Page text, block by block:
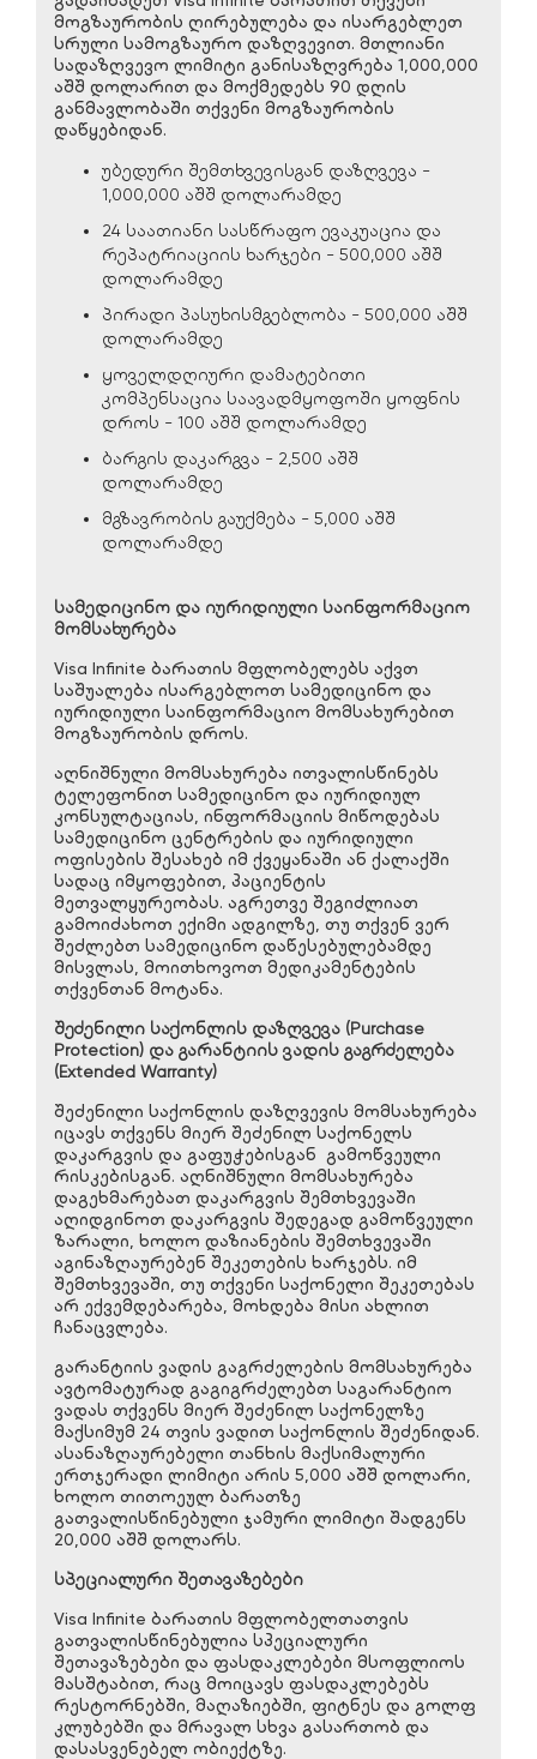
მოგზაურობის ღირებულება და ისარგებლეთ
სრული სამოგზაურო დაზღვევით. მთლიანი
სადაზღვევო ლიმიტი განისაზღვრება 1,000,000
აშშ დოლარით და მოქმედებს 90 დღის
განმავლობაში თქვენი მოგზაურობის
დაწყებიდან.
უბედური შემთხვევისგან დაზღვევა -
1,000,000 აშშ დოლარამდე
24 საათიანი სასწრაფო ევაკუაცია და
რეპატრიაციის ხარჯები - 500,000 აშშ
დოლარამდე
პირადი პასუხისმგებლობა - 500,000 აშშ
დოლარამდე
ყოველდღიური დამატებითი
კომპენსაცია საავადმყოფოში ყოფნის
დროს - 100 აშშ დოლარამდე
ბარგის დაკარგვა - 2,500 აშშ
დოლარამდე
მგზავრობის გაუქმება - 5,000 აშშ
დოლარამდე
სამედიცინო და იურიდიული საინფორმაციო
მომსახურება
Visa Infinite ბარათის მფლობელებს აქვთ
საშუალება ისარგებლოთ სამედიცინო და
იურიდიული საინფორმაციო მომსახურებით
მოგზაურობის დროს.
აღნიშნული მომსახურება ითვალისწინებს
ტელეფონით სამედიცინო და იურიდიულ
კონსულტაციას, ინფორმაციის მიწოდებას
სამედიცინო ცენტრების და იურიდიული
ოფისების შესახებ იმ ქვეყანაში ან ქალაქში
სადაც იმყოფებით, პაციენტის
მეთვალყურეობას. აგრეთვე შეგიძლიათ
გამოიძახოთ ექიმი ადგილზე, თუ თქვენ ვერ
შეძლებთ სამედიცინო დაწესებულებამდე
მისვლას, მოითხოვოთ მედიკამენტების
თქვენთან მოტანა.
შეძენილი საქონლის დაზღვევა (Purchase
Protection) და გარანტიის ვადის გაგრძელება
(Extended Warranty)
შეძენილი საქონლის დაზღვევის მომსახურება
იცავს თქვენს მიერ შეძენილ საქონელს
დაკარგვის და გაფუჭებისგან გამოწვეული
რისკებისგან. აღნიშნული მომსახურება
დაგეხმარებათ დაკარგვის შემთხვევაში
აღიდგინოთ დაკარგვის შედეგად გამოწვეული
ზარალი, ხოლო დაზიანების შემთხვევაში
აგინაზღაურებენ შეკეთების ხარჯებს. იმ
შემთხვევაში, თუ თქვენი საქონელი შეკეთებას
არ ექვემდებარება, მოხდება მისი ახლით
ჩანაცვლება.
გარანტიის ვადის გაგრძელების მომსახურება
ავტომატურად გაგიგრძელებთ საგარანტიო
ვადას თქვენს მიერ შეძენილ საქონელზე
მაქსიმუმ 24 თვის ვადით საქონლის შეძენიდან.
ასანაზღაურებელი თანხის მაქსიმალური
ერთჯერადი ლიმიტი არის 5,000 აშშ დოლარი,
ხოლო თითოეულ ბარათზე
გათვალისწინებული ჯამური ლიმიტი შადგენს
20,000 აშშ დოლარს.
სპეციალური შეთავაზებები
Visa Infinite ბარათის მფლობელთათვის
გათვალისწინებულია სპეციალური
შეთავაზებები და ფასდაკლებები მსოფლიოს
მასშტაბით, რაც მოიცავს ფასდაკლებებს
რესტორნებში, მაღაზიებში, ფიტნეს და გოლფ
კლუბებში და მრავალ სხვა გასართობ და
დასასვენებელ ობიექტზე.